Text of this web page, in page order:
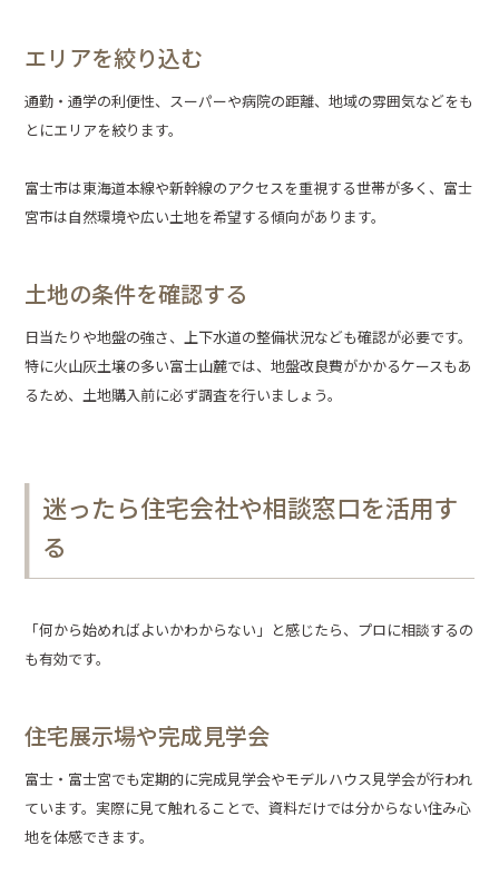
エリアを絞り込む
通勤・通学の利便性、スーパーや病院の距離、地域の雰囲気などをも
とにエリアを絞ります。
富士市は東海道本線や新幹線のアクセスを重視する世帯が多く、富士
宮市は自然環境や広い土地を希望する傾向があります。
土地の条件を確認する
日当たりや地盤の強さ、上下水道の整備状況なども確認が必要です。
特に火山灰土壌の多い富士山麓では、地盤改良費がかかるケースもあ
るため、土地購入前に必ず調査を行いましょう。
迷ったら住宅会社や相談窓口を活用す
る
「何から始めればよいかわからない」と感じたら、プロに相談するの
も有効です。
住宅展示場や完成見学会
富士・富士宮でも定期的に完成見学会やモデルハウス見学会が行われ
ています。実際に見て触れることで、資料だけでは分からない住み心
地を体感できます。